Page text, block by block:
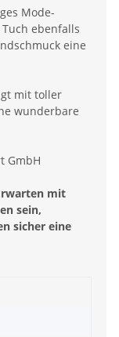
Mode-
ebenfalls
eine
mit toller
wunderbare
GmbH
mit
sein,
sicher eine